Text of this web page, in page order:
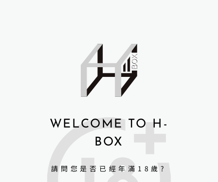
商品細節與規格
Irontechdoll 鐵藝全矽膠仿真娃娃
鐵藝系列娃娃選配升級
植髮+5000元
手指骨關節+3000元
屁股加軟+3000元
WELCOME TO H-
BOX
請問您是否已經年滿18歲?